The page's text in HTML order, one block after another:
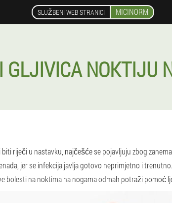
SLUŽBENI WEB STRANICI MICINORM
GLJIVICA NOKTIJU
riječi u nastavku, najčešće se pojavljuju zbog
jer se infekcija javlja gotovo neprimjetno i
bolesti na noktima na nogama odmah potraži pomoć